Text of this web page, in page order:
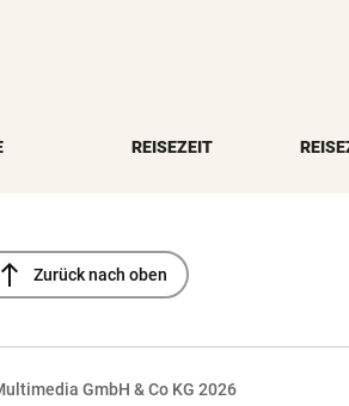
REISEZEIT
north Zurück nach oben
GmbH & Co KG 2026